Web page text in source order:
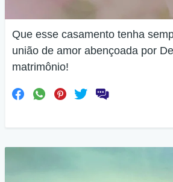
Que esse casamento tenha
união de amor abençoada por
matrimônio!